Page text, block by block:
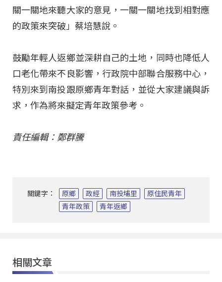
關一關地來聽大家的意見，一關一關地找到相對應
的政策來突破」蔡培慧說。
鼓勵年輕人返鄉並深耕自己的土地，同時也降低人
口老化帶來不良影響，行政院中部聯合服務中心，
特別來到南投跟原鄉青年對話，並從大家建議與訴
求，作為將來擬定青年政策參考。
責任編輯：鄭群騰
關鍵字： 原鄉 政經 南投埔里
原住民青年
青年政策
青年返鄉
相關文章